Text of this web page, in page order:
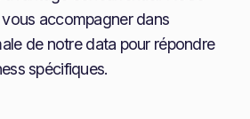
accompagner dans
de notre data pour répondre
spécifiques.